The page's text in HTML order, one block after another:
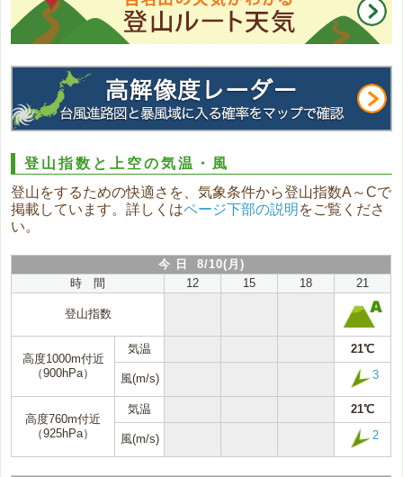
登山指数と上空の気温・風
登山をするための快適さを、気象条件から登山指数A～Cで
掲載しています。詳しくはページ下部の説明 をご覧くださ
い。
今 日 8/10(月)
時 間
12 15 18 21
登山指数
高度1000m付近
（900hPa）
気温 21℃
風(m/s) 3
高度760m付近
（925hPa）
気温 21℃
風(m/s) 2